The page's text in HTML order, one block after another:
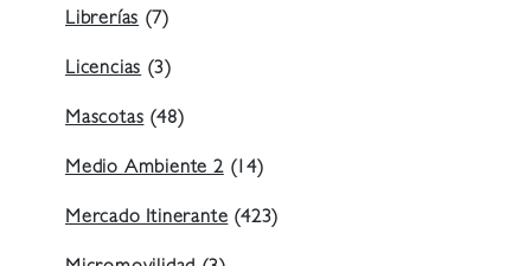
Librerías (7)
Licencias (3)
Mascotas (48)
Medio Ambiente 2(14)
Mercado Itinerante (423)